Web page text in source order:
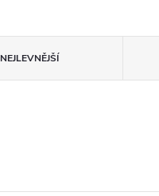
NEJLEVNĚJŠÍ